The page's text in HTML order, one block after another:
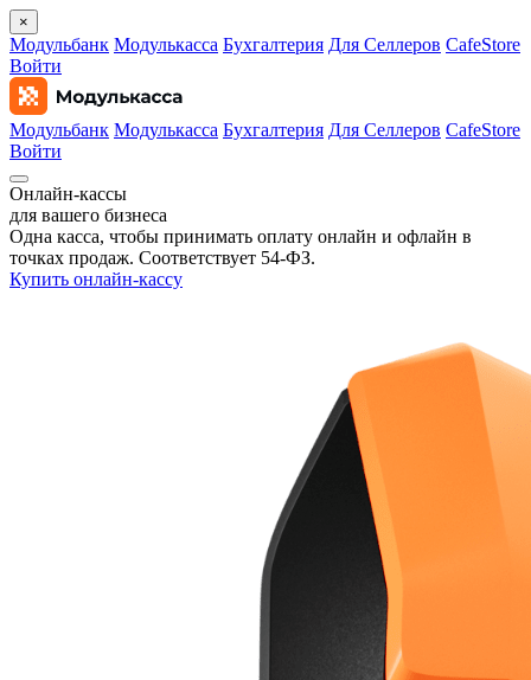
×
Модульбанк Модулькасса Бухгалтерия Для Селлеров CafeStore
Войти
Модульбанк Модулькасса Бухгалтерия Для Селлеров CafeStore
Войти
Онлайн‑кассы
для вашего бизнеса
Одна касса, чтобы принимать оплату онлайн и офлайн в
точках продаж. Соответствует 54‑ФЗ.
Купить онлайн-кассу